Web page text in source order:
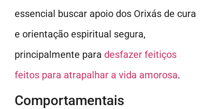
essencial buscar apoio dos Orixás de cura
e orientação espiritual segura,
principalmente para desfazer feitiços
feitos para atrapalhar a vida amorosa.
Comportamentais